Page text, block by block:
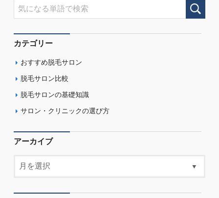
カテゴリー
おすすめ脱毛サロン
脱毛サロン比較
脱毛サロンの基礎知識
サロン・クリニックの選び方
アーカイブ